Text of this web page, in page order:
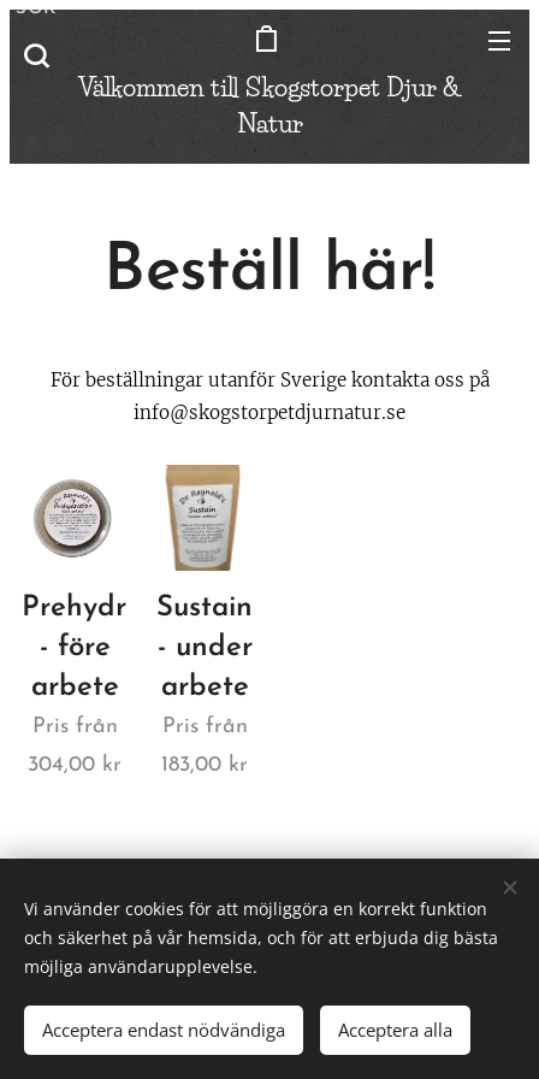
Välkommen till Skogstorpet Djur &
Natur
SÖK
Beställ här!
För beställningar utanför Sverige kontakta oss på
info@skogstorpetdjurnatur.se
Prehydration
- före
arbete
Pris från
304,00 kr
Sustain
- under
arbete
Pris från
183,00 kr
Skogstorpet Djur & Natur
https://www.facebook.com/skogstorpetdjurnatur
Cookies
Vi använder cookies för att möjliggöra en korrekt funktion
och säkerhet på vår hemsida, och för att erbjuda dig bästa
möjliga användarupplevelse.
Acceptera endast nödvändiga Acceptera alla